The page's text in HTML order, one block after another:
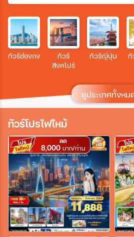
ค้นหาโปรแกร
คำค้นหา
เมือง
สายการบิน
ตั้งแต่วันที่
ทัวร์ฮ่องกง
ทัวร์
สิงคโปร์
ทัวร์ญี่ปุ่น ทั
ดูประเทศทั้งหม
ทัวร์โปรไฟไหม้
ลด
8,000 บาท/ท่าน